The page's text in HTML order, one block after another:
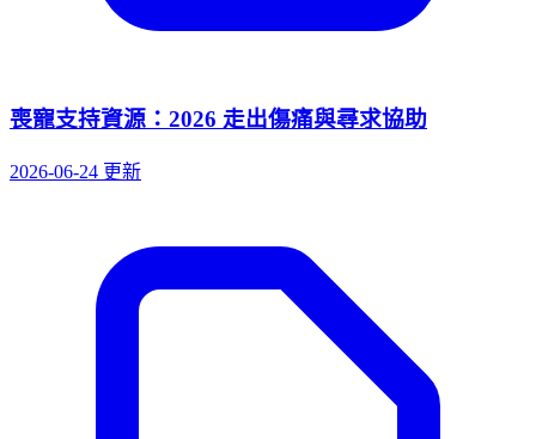
喪寵支持資源：2026 走出傷痛與尋求協助
2026-06-24 更新